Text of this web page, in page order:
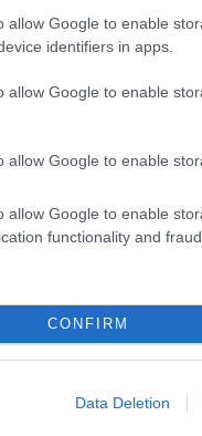
allow Google to enable
identifiers in apps.
allow Google to enable
allow Google to enable
allow Google to enable
functionality and
CONFIRM
Data Deletion